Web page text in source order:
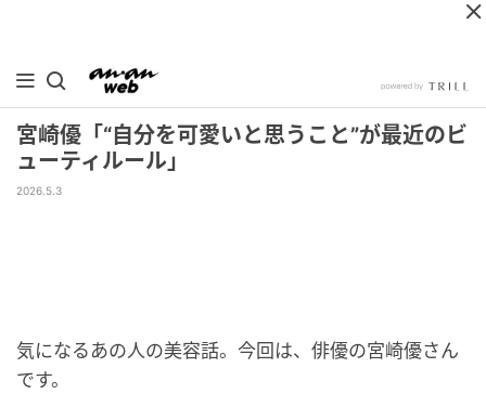
宮崎優「“自分を可愛いと思うこと”が最近のビ
ューティルール」
2026.5.3
気になるあの人の美容話。今回は、俳優の宮崎優さん
です。